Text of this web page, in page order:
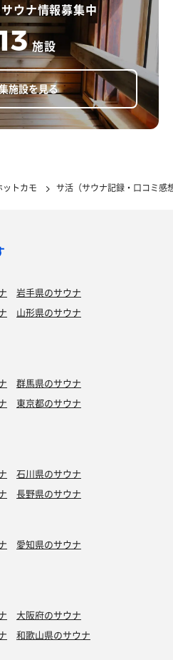
ウナ情報募集中
施設
施設を見る
ットカモ サ活（サウナ記録・口コミ感
岩手県のサウナ
山形県のサウナ
群馬県のサウナ
東京都のサウナ
石川県のサウナ
長野県のサウナ
愛知県のサウナ
大阪府のサウナ
和歌山県のサウナ